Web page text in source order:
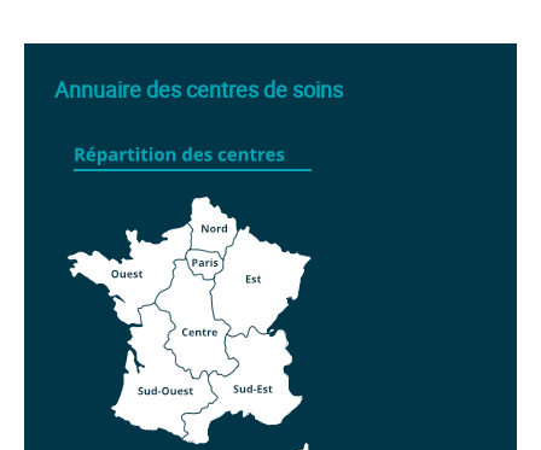
Annuaire des centres de soins